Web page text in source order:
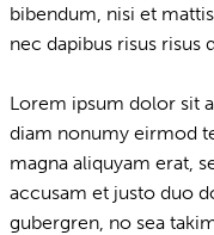
bibendum, nisi et
nec dapibus risus risus
Lorem ipsum dolor sit
diam nonumy eirmod
magna aliquyam erat,
accusam et justo duo
gubergren, no sea